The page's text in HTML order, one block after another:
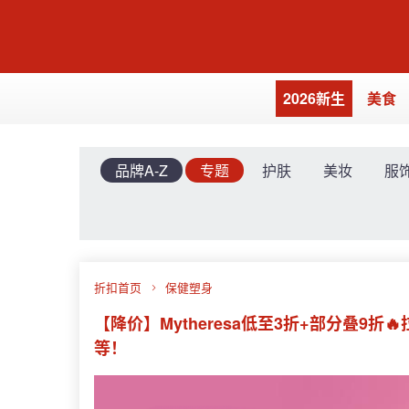
2026新生 美食
品牌A-Z 专题 护肤 美妆 服
折扣首页 保健塑身
【降价】Mytheresa低至3折+部分叠9折
等！